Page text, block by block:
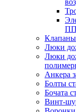
Люки
Люки
Анкера
Болты
Бочата
Винт-